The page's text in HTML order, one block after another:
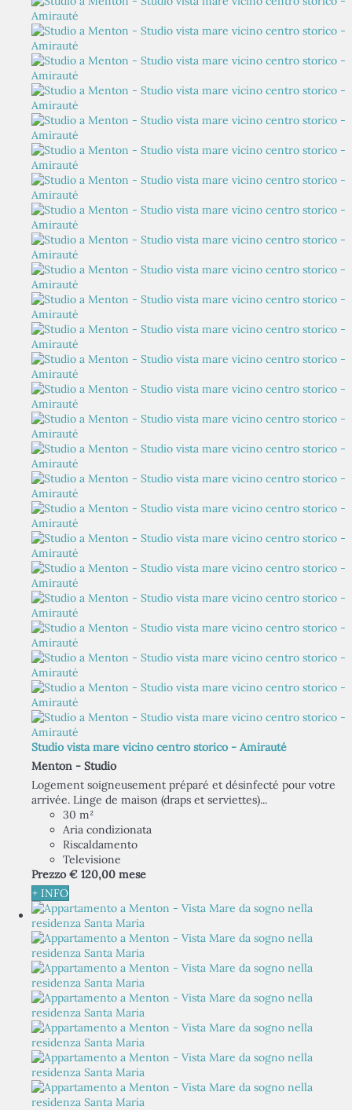
Studio vista mare vicino centro storico - Amirauté
Menton - Studio
Logement soigneusement préparé et désinfecté pour votre
arrivée. Linge de maison (draps et serviettes)...
30 m²
Aria condizionata
Riscaldamento
Televisione
Prezzo € 120,00 mese
+ INFO